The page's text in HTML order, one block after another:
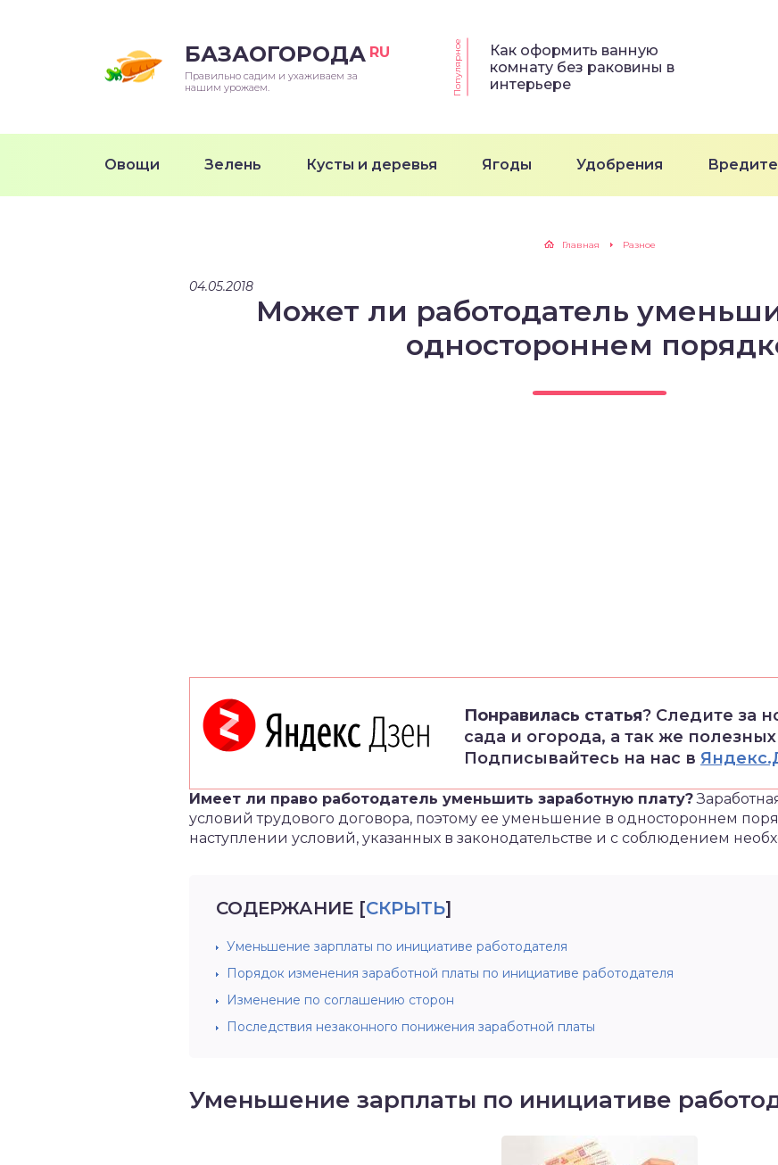
БАЗАОГОРОДА RU
Правильно садим и ухаживаем за
нашим урожаем.
Популярное
Как оформить ванную
комнату без раковины в
интерьере
Овощи Зелень Кусты и деревья Ягоды Удобрения
Главная Разное
04.05.2018
Может ли работодатель
одностороннем
Понравилась статья? Следите за
сада и огорода, а так же
Подписывайтесь на нас в
Имеет ли право работодатель уменьшить заработную плату?
условий трудового договора, поэтому ее уменьшение в одностороннем
наступлении условий, указанных в законодательстве и с соблюдением
СОДЕРЖАНИЕ [СКРЫТЬ]
Уменьшение зарплаты по инициативе работодателя
Порядок изменения заработной платы по инициативе работодателя
Изменение по соглашению сторон
Последствия незаконного понижения заработной платы
Уменьшение зарплаты по инициативе